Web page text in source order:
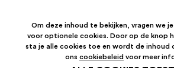
Om deze inhoud te bekijken, vragen we
voor optionele cookies. Door op de knop
sta je alle cookies toe en wordt de inhoud
ons cookiebeleid voor meer